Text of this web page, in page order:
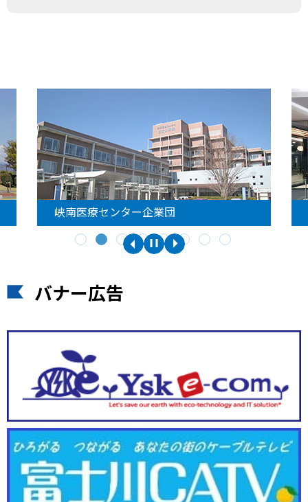
峡南医療センター企業団
バナー広告